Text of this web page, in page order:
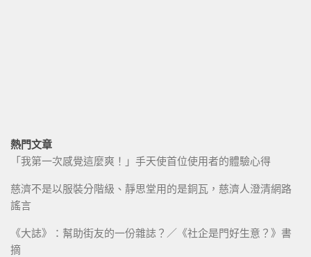
熱門文章
「我第一次感覺這麼爽！」手天使首位使用者的體驗心得
慈濟不是以服裝分階級、靜思堂用的是銅瓦，慈濟人澄清網路
謠言
《大誌》：幫助街友的一份雜誌？／《社企是門好生意？》書
摘